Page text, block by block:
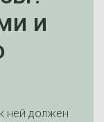
и
ней должен